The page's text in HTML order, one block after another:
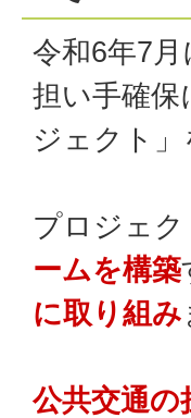
令和6年7
担い手確保
ジェクト」
プロジェ
ームを構築
に取り組み
公共交通の